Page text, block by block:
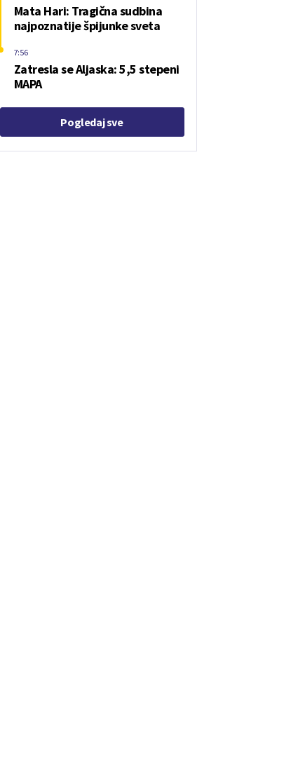
Mata Hari: Tragična sudbina
najpoznatije špijunke sveta
Zatresla se Aljaska: 5,5 stepeni
MAPA
7:56
Pogledaj sve